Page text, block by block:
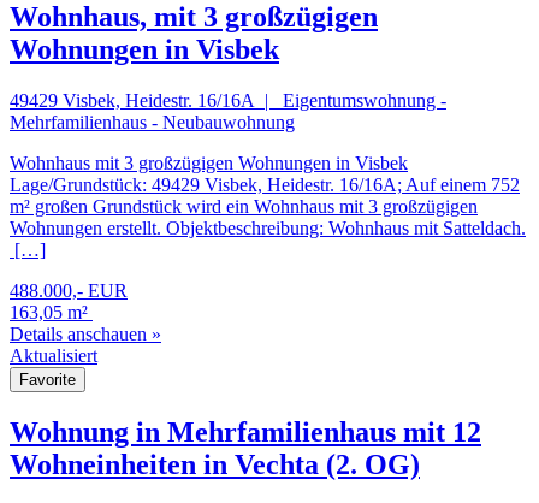
Wohnhaus, mit 3 großzügigen
Wohnungen in Visbek
49429 Visbek, Heidestr. 16/16A | Eigentumswohnung -
Mehrfamilienhaus - Neubauwohnung
Wohnhaus mit 3 großzügigen Wohnungen in Visbek
Lage/Grundstück: 49429 Visbek, Heidestr. 16/16A; Auf einem 752
m² großen Grundstück wird ein Wohnhaus mit 3 großzügigen
Wohnungen erstellt. Objektbeschreibung: Wohnhaus mit Satteldach.
[…]
488.000,- EUR
163,05 m²
Details anschauen »
Aktualisiert
Favorite
Wohnung in Mehrfamilienhaus mit 12
Wohneinheiten in Vechta (2. OG)